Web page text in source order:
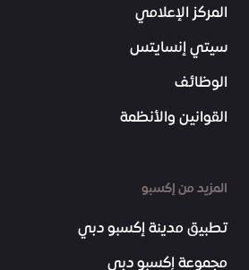
المركز الإعلامي
سيتي إنسايتس
الوظائف
القوانين والأنظمة
المزيد من إكسبو
تطبيق مدينة إكسبو دبي
مجموعة إكسبو دبي